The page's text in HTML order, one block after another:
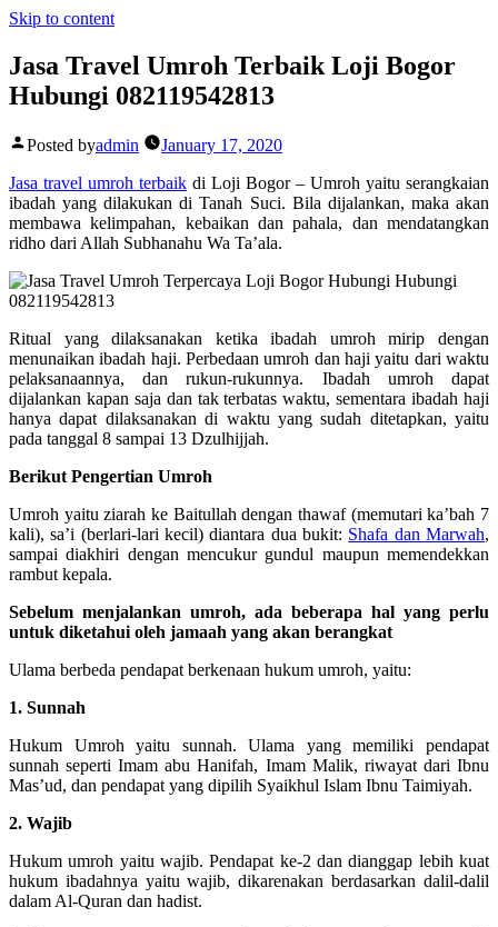
Skip to content
Jasa Travel Umroh Terbaik Loji Bogor
Hubungi 082119542813
Posted byadmin
January 17, 2020
Jasa travel umroh terbaik di Loji Bogor – Umroh yaitu serangkaian
ibadah yang dilakukan di Tanah Suci. Bila dijalankan, maka akan
membawa kelimpahan, kebaikan dan pahala, dan mendatangkan
ridho dari Allah Subhanahu Wa Ta’ala.
Ritual yang dilaksanakan ketika ibadah umroh mirip dengan
menunaikan ibadah haji. Perbedaan umroh dan haji yaitu dari waktu
pelaksanaannya, dan rukun-rukunnya. Ibadah umroh dapat
dijalankan kapan saja dan tak terbatas waktu, sementara ibadah haji
hanya dapat dilaksanakan di waktu yang sudah ditetapkan, yaitu
pada tanggal 8 sampai 13 Dzulhijjah.
Berikut Pengertian Umroh
Umroh yaitu ziarah ke Baitullah dengan thawaf (memutari ka’bah 7
kali), sa’i (berlari-lari kecil) diantara dua bukit: Shafa dan Marwah,
sampai diakhiri dengan mencukur gundul maupun memendekkan
rambut kepala.
Sebelum menjalankan umroh, ada beberapa hal yang perlu
untuk diketahui oleh jamaah yang akan berangkat
Ulama berbeda pendapat berkenaan hukum umroh, yaitu:
1. Sunnah
Hukum Umroh yaitu sunnah. Ulama yang memiliki pendapat
sunnah seperti Imam abu Hanifah, Imam Malik, riwayat dari Ibnu
Mas’ud, dan pendapat yang dipilih Syaikhul Islam Ibnu Taimiyah.
2. Wajib
Hukum umroh yaitu wajib. Pendapat ke-2 dan dianggap lebih kuat
hukum ibadahnya yaitu wajib, dikarenakan berdasarkan dalil-dalil
dalam Al-Quran dan hadist.